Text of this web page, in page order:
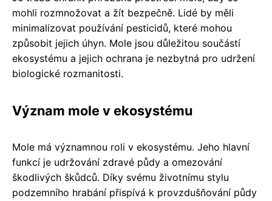
mohli rozmnožovat a žít bezpečně. Lidé by měli
minimalizovat používání pesticidů, které mohou
způsobit jejich úhyn. Mole jsou důležitou součástí
ekosystému a jejich ochrana je nezbytná pro udržení
biologické rozmanitosti.
Význam mole v ekosystému
Mole má významnou roli v ekosystému. Jeho hlavní
funkcí je udržování zdravé půdy a omezování
škodlivých škůdců. Díky svému životnímu stylu
podzemního hrabání přispívá k provzdušňování půdy